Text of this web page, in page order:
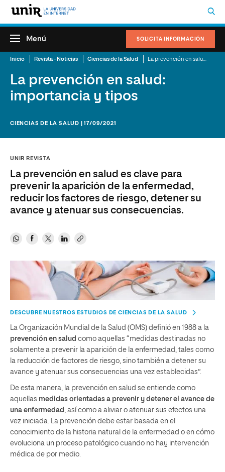
SOLICITA INFORMACIÓN
Menú
Inicio Revista - Noticias Ciencias de la Salud
La prevención en salud:
importancia y tipos
CIENCIAS DE LA SALUD | 17/09/2021
UNIR REVISTA
La prevención en salud es clave para
prevenir la aparición de la enfermedad,
reducir los factores de riesgo, detener su
avance y atenuar sus consecuencias.
DESCUBRE NUESTROS ESTUDIOS DE CIENCIAS DE LA SALUD
La Organización Mundial de la Salud (OMS) definió en 1988 a la
prevención en salud como aquellas “medidas destinadas no
solamente a prevenir la aparición de la enfermedad, tales como
la reducción de factores de riesgo, sino también a detener su
avance y atenuar sus consecuencias una vez establecidas”.
De esta manera, la prevención en salud se entiende como
aquellas medidas orientadas a prevenir y detener el avance de
una enfermedad, así como a aliviar o atenuar sus efectos una
vez iniciada. La prevención debe estar basada en el
conocimiento de la historia natural de la enfermedad o en cómo
evoluciona un proceso patológico cuando no hay intervención
médica de por medio.